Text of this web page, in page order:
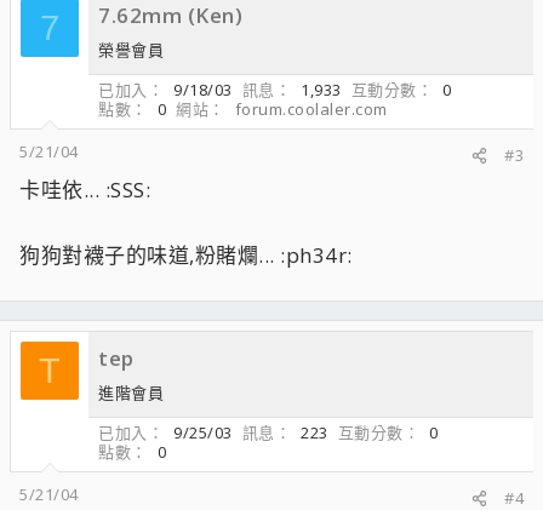
7 7.62mm (Ken)
榮譽會員
已加入
9/18/03 訊息 1,933 互動分數
0
點數
0 網站
forum.coolaler.com
5/21/04
#3
卡哇依... :SSS:
狗狗對襪子的味道,粉賭爛... :ph34r:
T tep
進階會員
已加入
9/25/03 訊息 223 互動分數
0
點數
0
5/21/04
#4